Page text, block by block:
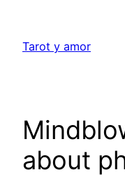
contenu
Tarot y amor
about